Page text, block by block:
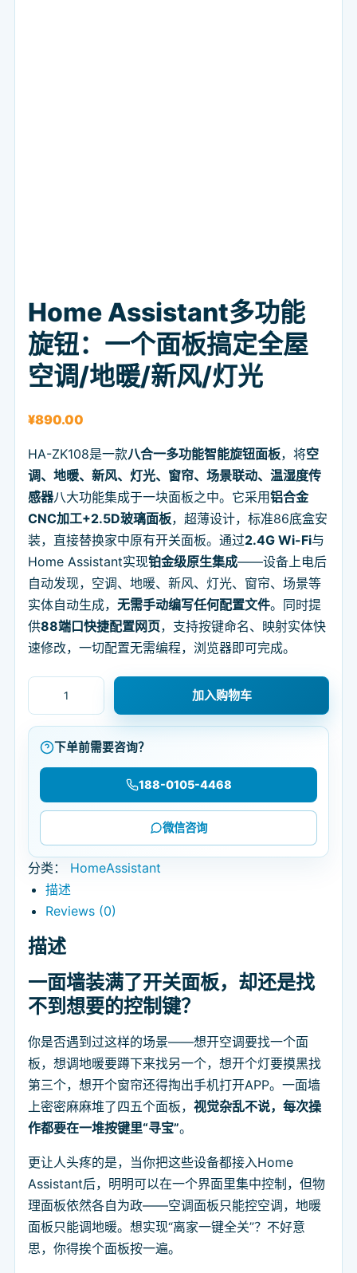
Home Assistant多功能
旋钮：一个面板搞定全屋
空调/地暖/新风/灯光
¥890.00
HA-ZK108是一款八合一多功能智能旋钮面板，将空
调、地暖、新风、灯光、窗帘、场景联动、温湿度传
感器八大功能集成于一块面板之中。它采用铝合金
CNC加工+2.5D玻璃面板，超薄设计，标准86底盒安
装，直接替换家中原有开关面板。通过2.4G Wi-Fi与
Home Assistant实现铂金级原生集成——设备上电后
自动发现，空调、地暖、新风、灯光、窗帘、场景等
实体自动生成， 无需手动编写任何配置文件。同时提
供88端口快捷配置网页，支持按键命名、映射实体快
速修改，一切配置无需编程，浏览器即可完成。
Home Assistant多功能旋钮：一个面板搞定全屋空调/地
加入购物车
下单前需要咨询？
188-0105-4468
微信咨询
分类： HomeAssistant
描述
Reviews (0)
描述
一面墙装满了开关面板，却还是找
不到想要的控制键？
你是否遇到过这样的场景——想开空调要找一个面
板，想调地暖要蹲下来找另一个，想开个灯要摸黑找
第三个，想开个窗帘还得掏出手机打开APP。一面墙
上密密麻麻堆了四五个面板， 视觉杂乱不说，每次操
作都要在一堆按键里“寻宝”。
更让人头疼的是，当你把这些设备都接入Home
Assistant后，明明可以在一个界面里集中控制，但物
理面板依然各自为政——空调面板只能控空调，地暖
面板只能调地暖。想实现“离家一键全关”？不好意
思，你得挨个面板按一遍。